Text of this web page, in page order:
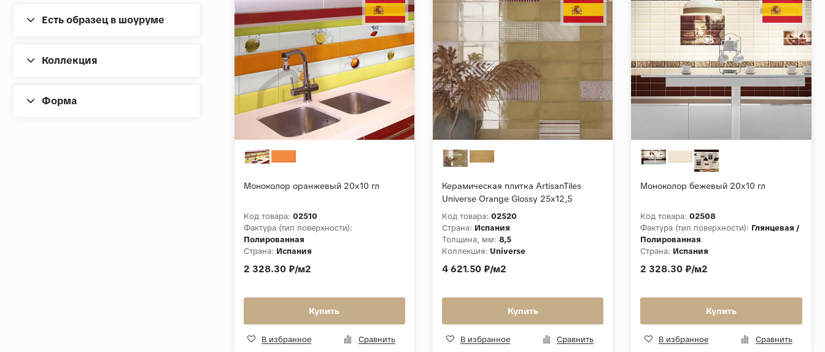
Есть образец в шоуруме
Коллекция
Форма
Моноколор оранжевый 20х10 гл
Код товара: 02510
Фактура (тип поверхности):
Полированная
Страна: Испания
2 328.30 ₽/м2
Купить
В избранное Сравнить
Керамическая плитка ArtisanTiles
Universe Orange Glossy 25x12,5
Оранжевый Глянцевый
Код товара: 02520
Страна: Испания
Толщина, мм: 8,5
Коллекция: Universe
4 621.50 ₽/м2
Купить
В избранное Сравнить
Моноколор бежевый 20х10 гл
Код товара: 02508
Фактура (тип поверхности): Глянцевая /
Полированная
Страна: Испания
2 328.30 ₽/м2
Купить
В избранное Сравнить